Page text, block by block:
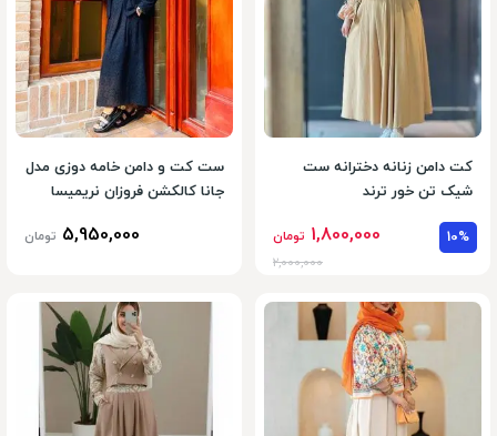
کت دامن زنانه دخترانه ست
شیک تن خور ترند
10%
1,800,000 تومان
2,000,000
ست کت و دامن خامه دوزی مدل
جانا کالکشن فروزان نریمیسا
5,950,000 تومان